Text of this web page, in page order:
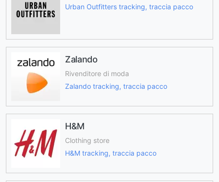
Urban Outfitters tracking, traccia pacco
Zalando
Rivenditore di moda
Zalando tracking, traccia pacco
H&M
Clothing store
H&M tracking, traccia pacco